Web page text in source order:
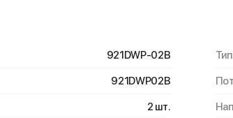
921DWP-02B
921DWP02B
2 шт.